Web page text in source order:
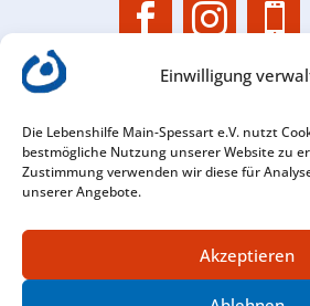
Einwilligung
Die Lebenshilfe Main-Spessart e.V. nutzt
bestmögliche Nutzung unserer Website zu
Zustimmung verwenden wir diese für
unserer Angebote.
Akzeptieren
  
Im­pres­sum
Datenschutz­
Barrierefreiheit
Downloads